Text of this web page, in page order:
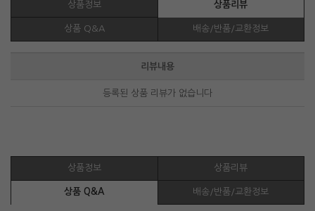
상품정보 상품리뷰
상품 Q&A 배송/반품/교환정보
리뷰내용
등록된 상품 리뷰가 없습니다
상품정보 상품리뷰
상품 Q&A 배송/반품/교환정보